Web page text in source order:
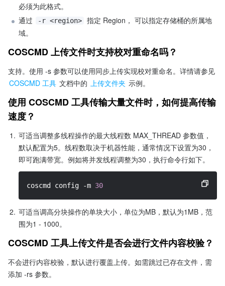
必须为此格式。
通过
-r <region>
指定 Region， 可以指定存储桶的所属地
域。
COSCMD 上传文件时支持校对重命名吗？
COSCMD 工具 文档中的 上传文件夹 示例。
使用 COSCMD 工具传输大量文件时，如何提高传输
速度？
1. 可适当调整多线程操作的最大线程数 MAX_THREAD 参数值，
默认配置为5。线程数取决于机器性能，通常情况下设置为30，
即可跑满带宽。例如将并发线程调整为30，执行命令行如下。
coscmd config -m 30
2. 可适当调高分块操作的单块大小，单位为MB，默认为1MB，范
围为1 - 1000。
COSCMD 工具上传文件是否会进行文件内容校验？
不会进行内容校验，默认进行覆盖上传。如需跳过已存在文件，需
添加 -rs 参数。